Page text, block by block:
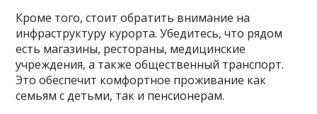
Кроме того, стоит обратить внимание на
инфраструктуру курорта. Убедитесь, что рядом
есть магазины, рестораны, медицинские
учреждения, а также общественный транспорт.
Это обеспечит комфортное проживание как
семьям с детьми, так и пенсионерам.